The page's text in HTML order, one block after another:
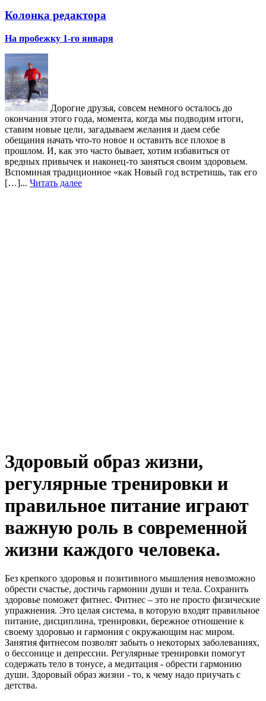
Колонка редактора
На пробежку 1-го января
Дорогие друзья, совсем немного осталось до
окончания этого года, момента, когда мы подводим итоги,
ставим новые цели, загадываем желания и даем себе
обещания начать что-то новое и оставить все плохое в
прошлом. И, как это часто бывает, хотим избавиться от
вредных привычек и наконец-то заняться своим здоровьем.
Вспоминая традиционное «как Новый год встретишь, так его
[…]... Читать далее
Здоровый образ жизни,
регулярные тренировки и
правильное питание играют
важную роль в современной
жизни каждого человека.
Без крепкого здоровья и позитивного мышления невозможно
обрести счастье, достичь гармонии души и тела. Сохранить
здоровье поможет фитнес. Фитнес – это не просто физические
упражнения. Это целая система, в которую входят правильное
питание, дисциплина, тренировки, бережное отношение к
своему здоровью и гармония с окружающим нас миром.
Занятия фитнесом позволят забыть о некоторых заболеваниях,
о бессонице и депрессии. Регулярные тренировки помогут
содержать тело в тонусе, а медитация - обрести гармонию
души. Здоровый образ жизни - то, к чему надо приучать с
детства.